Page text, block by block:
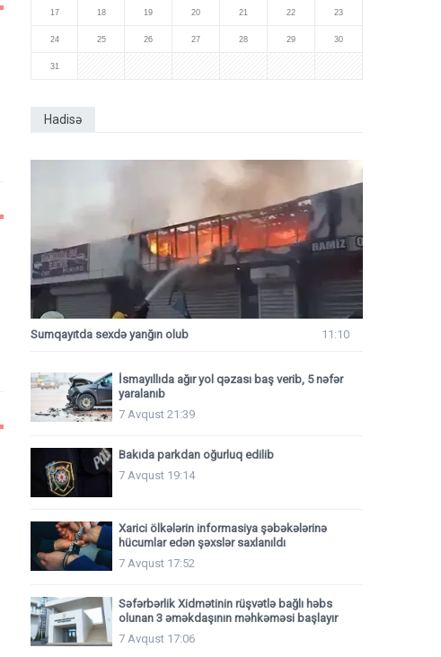
17 18 19 20 21 22 23
24 25 26 27 28 29 30
31
Hadisə
Sumqayıtda sexdə yanğın olub 11:10
İsmayıllıda ağır yol qəzası baş verib, 5 nəfər
yaralanıb
7 Avqust 21:39
Bakıda parkdan oğurluq edilib
7 Avqust 19:14
Xarici ölkələrin informasiya şəbəkələrinə
hücumlar edən şəxslər saxlanıldı
7 Avqust 17:52
Səfərbərlik Xidmətinin rüşvətlə bağlı həbs
olunan 3 əməkdaşının məhkəməsi başlayır
7 Avqust 17:06